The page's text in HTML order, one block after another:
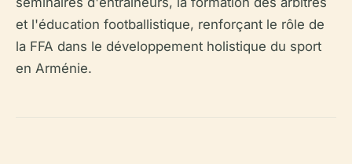
et l'éducation footballistique, renforçant le rôle de
la FFA dans le développement holistique du sport
en Arménie.